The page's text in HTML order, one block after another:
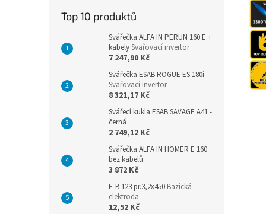
Top 10 produktů
Svářečka ALFA IN PERUN 160 E +
kabelySvařovací invertor
7 247,90 Kč
Svářečka ESAB ROGUE ES 180i
Svařovací invertor
8 321,17 Kč
Svářecí kukla ESAB SAVAGE A41 -
černá
2 749,12 Kč
Svářečka ALFA IN HOMER E 160
bez kabelů
3 872 Kč
E-B 123 pr.3,2x450 Bazická
elektroda
12,52 Kč